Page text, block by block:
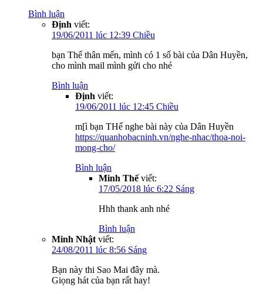
Bình luận
Định viết:
19/06/2011 lúc 12:39 Chiều
bạn Thế thân mến, mình có 1 số bài của Dân Huyền,
cho mình mail mình gửi cho nhé
Bình luận
Định viết:
19/06/2011 lúc 12:45 Chiều
m[ì bạn THế nghe bài này của Dân Huyền
https://quanhobacninh.vn/nghe-nhac/thoa-noi-
mong-cho/
Bình luận
Minh Thế viết:
17/05/2018 lúc 6:22 Sáng
Hhh thank anh nhé
Bình luận
Minh Nhật viết:
24/08/2011 lúc 8:56 Sáng
Bạn này thi Sao Mai đây mà.
Giọng hát của bạn rất hay!